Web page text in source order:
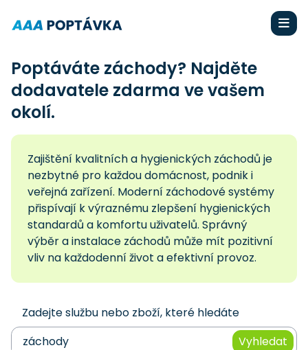
Poptáváte záchody? Najděte
dodavatele zdarma ve vašem
okolí.
Zajištění kvalitních a hygienických záchodů je
nezbytné pro každou domácnost, podnik i
veřejná zařízení. Moderní záchodové systémy
přispívají k výraznému zlepšení hygienických
standardů a komfortu uživatelů. Správný
výběr a instalace záchodů může mít pozitivní
vliv na každodenní život a efektivní provoz.
Zadejte službu nebo zboží, které hledáte
Vyhledat